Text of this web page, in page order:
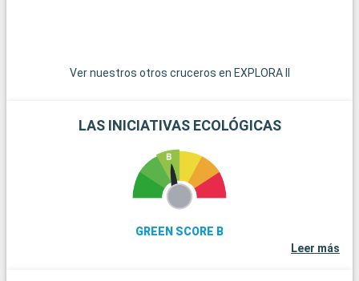
Ver nuestros otros cruceros en EXPLORA II
LAS INICIATIVAS ECOLÓGICAS
GREEN SCORE B
Leer más